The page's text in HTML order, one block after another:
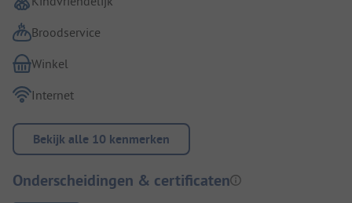
Broodservice
Winkel
Internet
Bekijk alle 10 kenmerken
Onderscheidingen & certificaten